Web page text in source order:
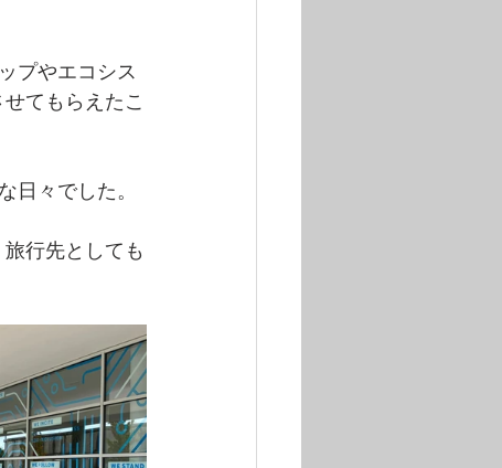
プやエコシス
てもらえたこ
々でした。
行先としても